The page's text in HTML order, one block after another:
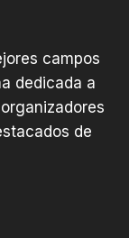
campos
dedicada a
de